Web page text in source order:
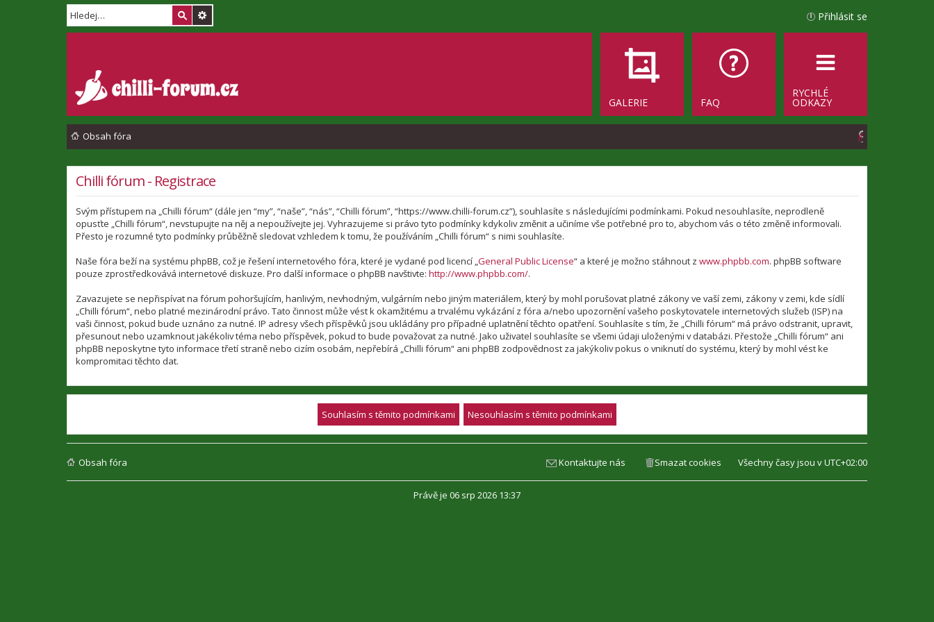
Přihlásit se
RYCHLÉ
ODKAZY
FAQ
GALERIE
Obsah fóra
H
Chilli fórum - Registrace
Svým přístupem na „Chilli fórum“ (dále jen “my”, “naše”, “nás”, “Chilli fórum”, “https://www.chilli-forum.cz”), souhlasíte s následujícími podmínkami. Pokud nesouhlasíte, neprodleně
opusťte „Chilli fórum“, nevstupujte na něj a nepoužívejte jej. Vyhrazujeme si právo tyto podmínky kdykoliv změnit a učiníme vše potřebné pro to, abychom vás o této změně informovali.
Přesto je rozumné tyto podmínky průběžně sledovat vzhledem k tomu, že používáním „Chilli fórum“ s nimi souhlasíte.
Naše fóra beží na systému phpBB, což je řešení internetového fóra, které je vydané pod licencí „General Public License“ a které je možno stáhnout z www.phpbb.com. phpBB software
pouze zprostředkovává internetové diskuze. Pro další informace o phpBB navštivte: http://www.phpbb.com/.
Zavazujete se nepřispívat na fórum pohoršujícím, hanlivým, nevhodným, vulgárním nebo jiným materiálem, který by mohl porušovat platné zákony ve vaší zemi, zákony v zemi, kde sídlí
„Chilli fórum“, nebo platné mezinárodní právo. Tato činnost může vést k okamžitému a trvalému vykázání z fóra a/nebo upozornění vašeho poskytovatele internetových služeb (ISP) na
vaši činnost, pokud bude uznáno za nutné. IP adresy všech příspěvků jsou ukládány pro případné uplatnění těchto opatření. Souhlasíte s tím, že „Chilli fórum“ má právo odstranit, upravit,
přesunout nebo uzamknout jakékoliv téma nebo příspěvek, pokud to bude považovat za nutné. Jako uživatel souhlasíte se všemi údaji uloženými v databázi. Přestože „Chilli fórum“ ani
phpBB neposkytne tyto informace třetí straně nebo cizím osobám, nepřebírá „Chilli fórum“ ani phpBB zodpovědnost za jakýkoliv pokus o vniknutí do systému, který by mohl vést ke
kompromitaci těchto dat.
Obsah fóra Všechny časy jsou vUTC+02:00
Smazat cookies
Kontaktujte nás
Právě je 06 srp 2026 13:37